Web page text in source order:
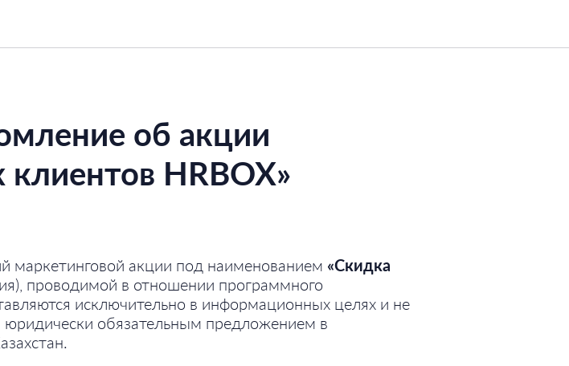
об акции
HRBOX»
маркетинговой акции под наименованием «Скидка
проводимой в отношении программного
исключительно в информационных целях и не
обязательным предложением в